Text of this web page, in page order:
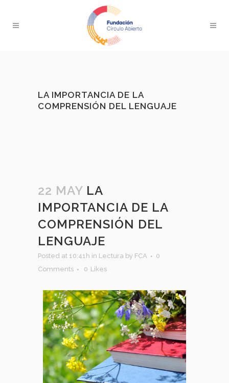
LA IMPORTANCIA DE LA
COMPRENSIÓN DEL LENGUAJE
22 MAY LA
IMPORTANCIA DE LA
COMPRENSIÓN DEL
LENGUAJE
Posted at 10:41h in Lectura by FCA
0
Comments
0 Likes